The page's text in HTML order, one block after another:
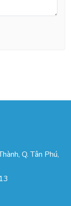
Q. Tân Phú,